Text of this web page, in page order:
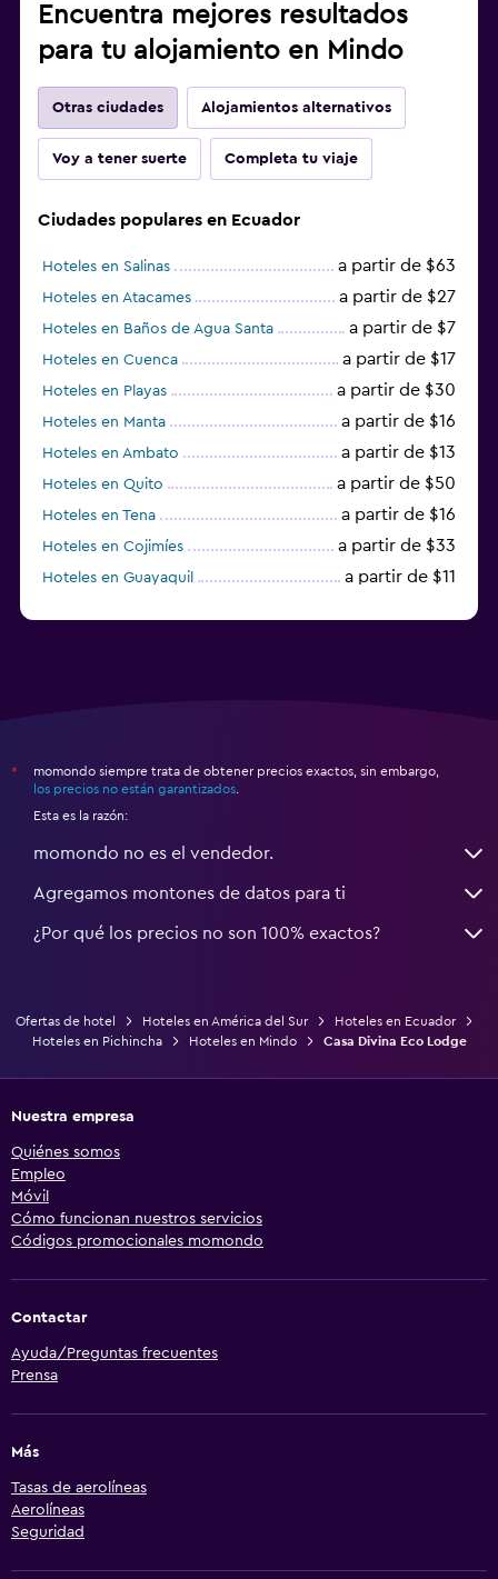
Encuentra mejores resultados
para tu alojamiento en Mindo
Otras ciudades Alojamientos alternativos
Voy a tener suerte Completa tu viaje
Ciudades populares en Ecuador
Hoteles en Salinas a partir de $63
Hoteles en Atacames a partir de $27
Hoteles en Baños de Agua Santa a partir de $7
Hoteles en Cuenca a partir de $17
Hoteles en Playas a partir de $30
Hoteles en Manta a partir de $16
Hoteles en Ambato a partir de $13
Hoteles en Quito a partir de $50
Hoteles en Tena a partir de $16
Hoteles en Cojimíes a partir de $33
Hoteles en Guayaquil a partir de $11
*
momondo siempre trata de obtener precios exactos, sin embargo,
los precios no están garantizados
Esta es la razón:
momondo no es el vendedor.
Agregamos montones de datos para ti
¿Por qué los precios no son 100% exactos?
Ofertas de hotel Hoteles en América del Sur
Hoteles en Ecuador
Hoteles en Pichincha
Hoteles en Mindo Casa Divina Eco Lodge
Nuestra empresa
Quiénes somos
Empleo
Móvil
Cómo funcionan nuestros servicios
Códigos promocionales momondo
Contactar
Ayuda/Preguntas frecuentes
Prensa
Más
Tasas de aerolíneas
Aerolíneas
Seguridad